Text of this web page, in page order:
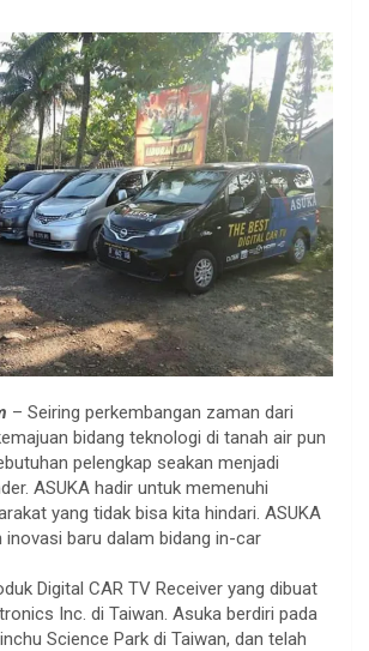
– Seiring perkembangan zaman dari
bidang teknologi di tanah air pun
pelengkap seakan menjadi
ASUKA hadir untuk memenuhi
yang tidak bisa kita hindari. ASUKA
inovasi baru dalam bidang in-car
Digital CAR TV Receiver yang dibuat
Inc. di Taiwan. Asuka berdiri pada
Science Park di Taiwan, dan telah